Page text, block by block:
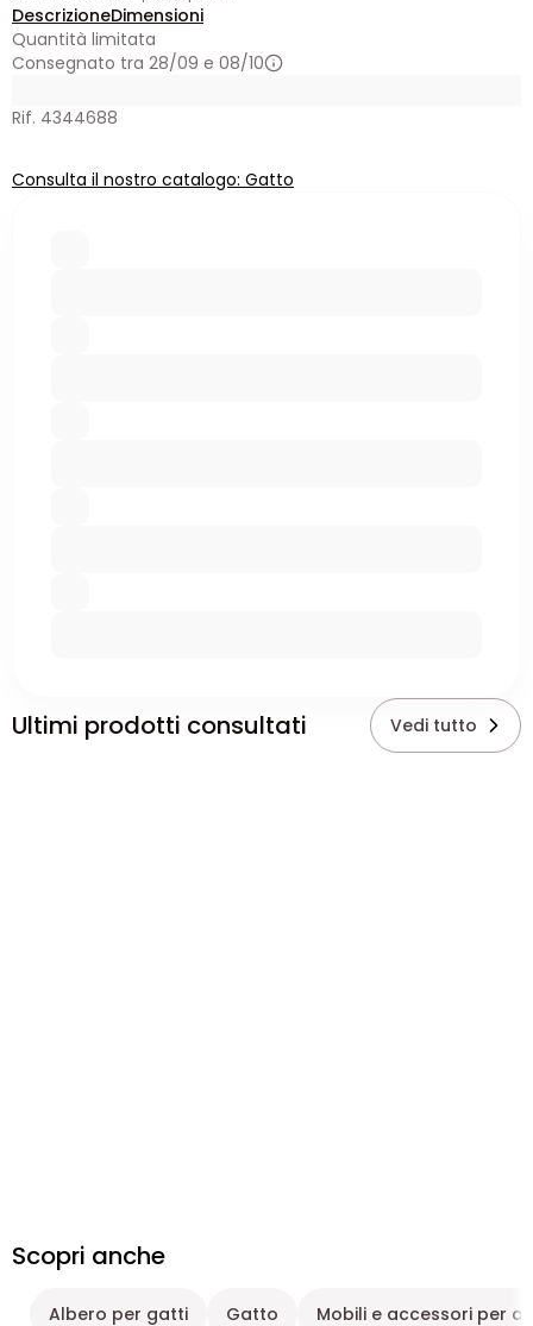
DescrizioneDimensioni
Quantità limitata
Consegnato tra 28/09 e 08/10
Rif. 4344688
Consulta il nostro catalogo: Gatto
Ultimi prodotti consultati Vedi tutto
Scopri anche
Albero per gatti Gatto Mobili e accessori per